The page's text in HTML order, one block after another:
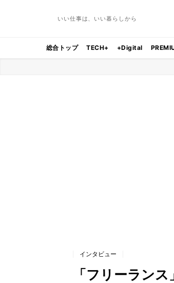
いい仕事は、いい暮らしから
総合トップ TECH+ +Digital
インタビュー
「フリーラン